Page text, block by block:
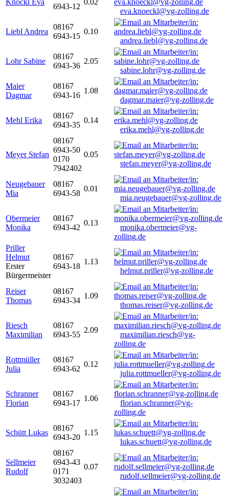
Knöckl Eva
6943-12
0.02
eva.knoeckl@vg-zolling.de
Liebl Andrea
08167
6943-15
0.10
andrea.liebl@vg-zolling.de
Lohr Sabine
08167
6943-36
2.05
sabine.lohr@vg-zolling.de
Maier
Dagmar
08167
6943-16
1.08
dagmar.maier@vg-zolling.de
Mehl Erika
08167
6943-35
0.14
erika.mehl@vg-zolling.de
Meyer Stefan
08167
6943-50
0170
7942402
0.05
stefan.meyer@vg-zolling.de
Neugebauer
Mia
08167
6943-58
0.01
mia.neugebauer@vg-zolling.de
Obermeier
Monika
08167
6943-42
0.13
monika.obermeier@vg-
zolling.de
Priller
Helmut
Erster
Bürgermeister
08167
6943-18
1.13
helmut.priller@vg-zolling.de
Reiser
Thomas
08167
6943-34
1.09
thomas.reiser@vg-zolling.de
Riesch
Maximilian
08167
6943-55
2.09
maximilian.riesch@vg-
zolling.de
Rottmüller
Julia
08167
6943-62
0.12
julia.rottmueller@vg-zolling.de
Schranner
Florian
08167
6943-17
1.06
florian.schranner@vg-
zolling.de
Schütt Lukas
08167
6943-20
1.15
lukas.schuett@vg-zolling.de
Sellmeier
Rudolf
08167
6943-43
0171
3032403
0.07
rudolf.sellmeier@vg-zolling.de